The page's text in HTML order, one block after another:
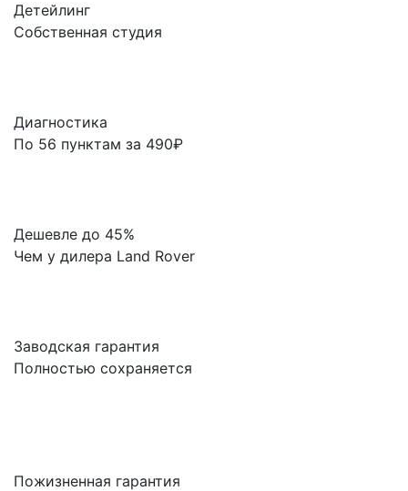
Детейлинг
Собственная студия
Диагностика
По 56 пунктам за 490₽
Дешевле до 45%
Чем у дилера Land Rover
Заводская гарантия
Полностью сохраняется
Пожизненная гарантия